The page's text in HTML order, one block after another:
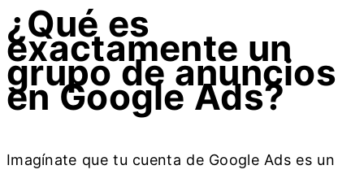
¿Qué es
exactamente un
grupo de anuncios
en Google Ads?
Imagínate que tu cuenta de Google Ads es un